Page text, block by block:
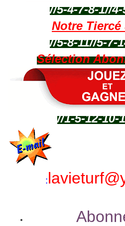
//5-4-7-8-1//4-
Notre Tiercé
//5-8-11//5-7-
Sélection
//1-5-12-10-
: